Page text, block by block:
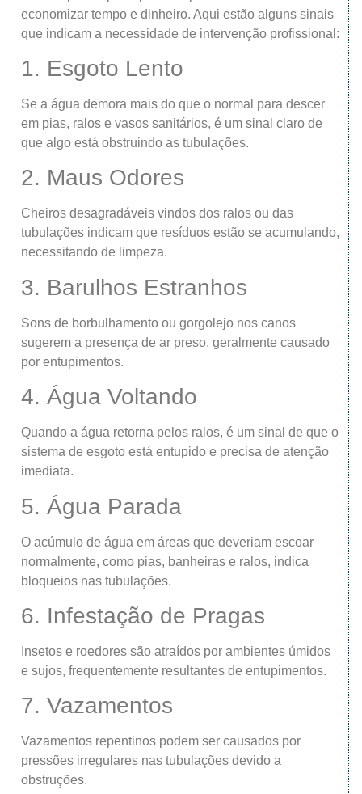
economizar tempo e dinheiro. Aqui estão alguns sinais
que indicam a necessidade de intervenção profissional:
1. Esgoto Lento
Se a água demora mais do que o normal para descer
em pias, ralos e vasos sanitários, é um sinal claro de
que algo está obstruindo as tubulações.
2. Maus Odores
Cheiros desagradáveis vindos dos ralos ou das
tubulações indicam que resíduos estão se acumulando,
necessitando de limpeza.
3. Barulhos Estranhos
Sons de borbulhamento ou gorgolejo nos canos
sugerem a presença de ar preso, geralmente causado
por entupimentos.
4. Água Voltando
Quando a água retorna pelos ralos, é um sinal de que o
sistema de esgoto está entupido e precisa de atenção
imediata.
5. Água Parada
O acúmulo de água em áreas que deveriam escoar
normalmente, como pias, banheiras e ralos, indica
bloqueios nas tubulações.
6. Infestação de Pragas
Insetos e roedores são atraídos por ambientes úmidos
e sujos, frequentemente resultantes de entupimentos.
7. Vazamentos
Vazamentos repentinos podem ser causados por
pressões irregulares nas tubulações devido a
obstruções.